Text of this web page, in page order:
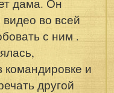
дама. Он
во всей
с ним .
командировке и
другой